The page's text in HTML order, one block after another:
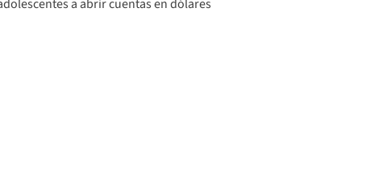
a abrir cuentas en dólares